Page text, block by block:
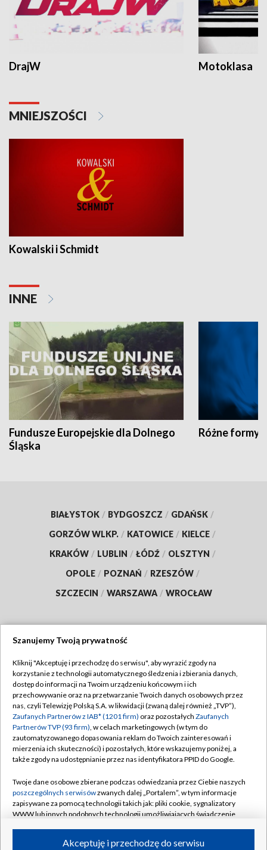
DrajW Motoklasa
MNIEJSZOŚCI
Kowalski i Schmidt
INNE
Fundusze Europejskie dla Dolnego
Śląska
Różne formy
BIAŁYSTOK / BYDGOSZCZ / GDAŃSK /
GORZÓW WLKP. / KATOWICE / KIELCE /
KRAKÓW / LUBLIN / ŁÓDŹ / OLSZTYN /
OPOLE / POZNAŃ / RZESZÓW /
SZCZECIN / WARSZAWA / WROCŁAW
TVP
Abonament TVP
Emisja w TVP
Centrum informacji TVP
Naziemna Telewizja Cyfrowa
Rada Programowa
System NOS
Informacje o nadawcy
Regulamin TVP
Polityka prywatności
Moje zgody
Pomoc
Kontakt
Kanały
Szanujemy Twoją prywatność
Kliknij "Akceptuję i przechodzę do serwisu", aby wyrazić zgody na
korzystanie z technologii automatycznego śledzenia i zbierania danych,
dostęp do informacji na Twoim urządzeniu końcowym i ich
przechowywanie oraz na przetwarzanie Twoich danych osobowych przez
nas, czyli Telewizję Polską S.A. w likwidacji (zwaną dalej również „TVP”),
Zaufanych Partnerów z IAB* (1201 firm) oraz pozostałych Zaufanych
Partnerów TVP (93 firm), w celach marketingowych (w tym do
zautomatyzowanego dopasowania reklam do Twoich zainteresowań i
mierzenia ich skuteczności) i pozostałych, które wskazujemy poniżej, a
także zgody na udostępnianie przez nas identyfikatora PPID do Google.
Twoje dane osobowe zbierane podczas odwiedzania przez Ciebie naszych
poszczególnych serwisówzwanych dalej „Portalem”, w tym informacje
zapisywane za pomocą technologii takich jak: pliki cookie, sygnalizatory
WWW lub innych podobnych technologii umożliwiających świadczenie
ruchu w Internecie.Akceptuję i przechodzę do serwisu